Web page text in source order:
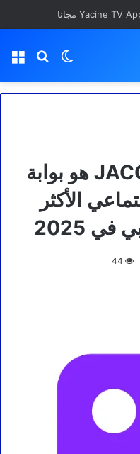
بحثالوضع
تحميل تطبيق جاكو JACO هو بوابة
الأكثر
2025
44